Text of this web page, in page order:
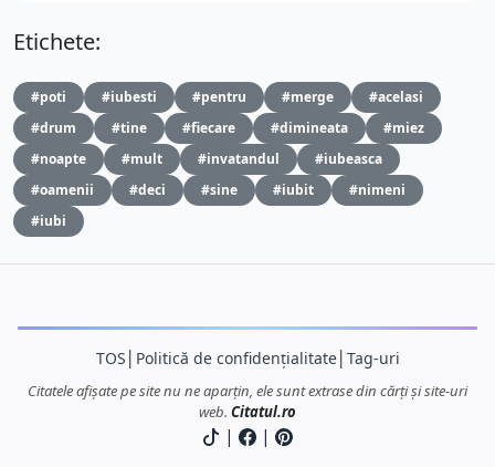
Etichete:
#poti #iubesti #pentru #merge
#acelasi
#drum
#tine #fiecare #dimineata
#miez
#noapte
#mult #invatandul
#iubeasca
#oamenii
#deci #sine #iubit
#nimeni
#iubi
TOS Politică de confidențialitate│ Tag-uri
Citatele afișate pe site nu ne aparțin, ele sunt extrase din cărți și site-uri
web. Citatul.ro
| |